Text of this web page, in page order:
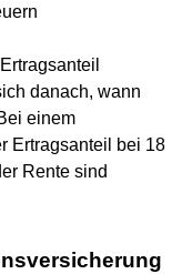
danach, wann
einem
Ertragsanteil bei 18
Rente sind